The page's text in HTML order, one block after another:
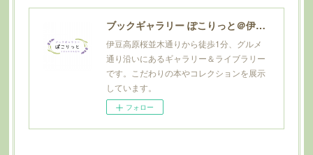
ブックギャラリー ぽこりっと＠伊豆高原
伊豆高原桜並木通りから徒歩1分、グルメ
通り沿いにあるギャラリー＆ライブラリー
です。こだわりの本やコレクションを展示
しています。
フォロー